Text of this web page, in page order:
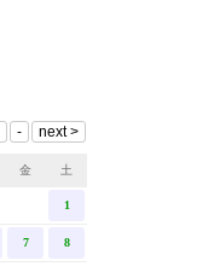
金 土
1
7 8